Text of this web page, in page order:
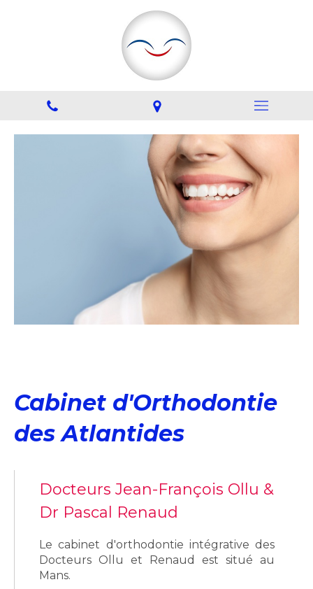
Cabinet d'Orthodontie
des Atlantides
Docteurs Jean-François Ollu &
Dr Pascal Renaud
Le cabinet d'orthodontie intégrative des
Docteurs Ollu et Renaud est situé au
Mans.